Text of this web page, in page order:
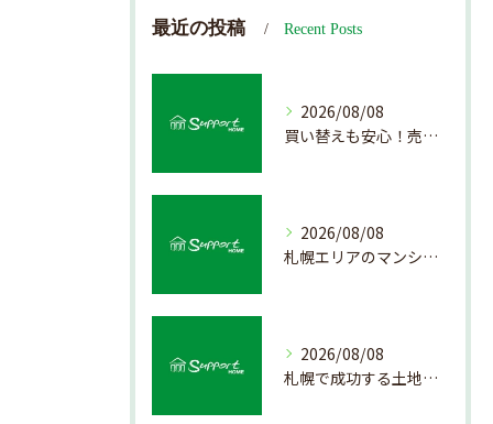
最近の投稿 Recent Posts
2026/08/08
買い替えも安心！売却プロセスの簡略化方法
2026/08/08
札幌エリアのマンション売却で失敗しない査定の秘訣
2026/08/08
札幌で成功する土地活用の基礎知識